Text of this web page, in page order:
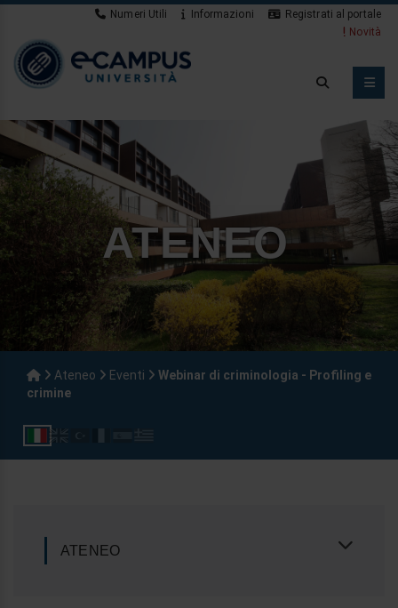
Numeri Utili Informazioni
Registrati al portale
Novità
ATENEO
Ateneo Eventi
Webinar di criminologia - Profiling e
crimine
ATENEO